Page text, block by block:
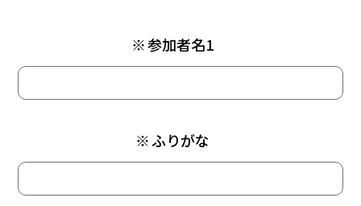
参加者名1
※
ふりがな
※